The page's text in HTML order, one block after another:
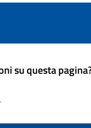
su questa